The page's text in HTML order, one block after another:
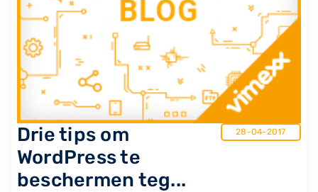
Drie tips om
WordPress te
beschermen teg...
28-04-2017